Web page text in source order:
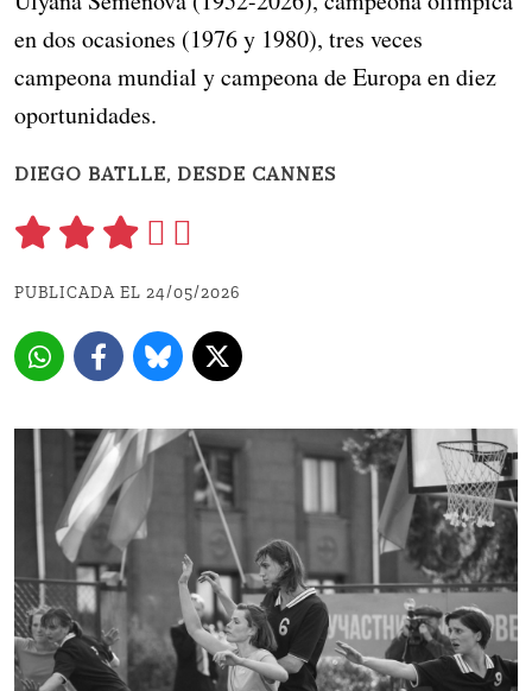
en dos ocasiones (1976 y 1980), tres veces
campeona mundial y campeona de Europa en diez
oportunidades.
DIEGO BATLLE, DESDE CANNES
PUBLICADA EL 24/05/2026